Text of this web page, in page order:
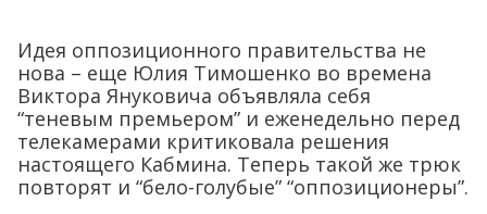
Идея оппозиционного правительства не
нова – еще Юлия Тимошенко во времена
Виктора Януковича объявляла себя
“теневым премьером” и еженедельно перед
телекамерами критиковала решения
настоящего Кабмина. Теперь такой же трюк
повторят и “бело-голубые” “оппозиционеры”.